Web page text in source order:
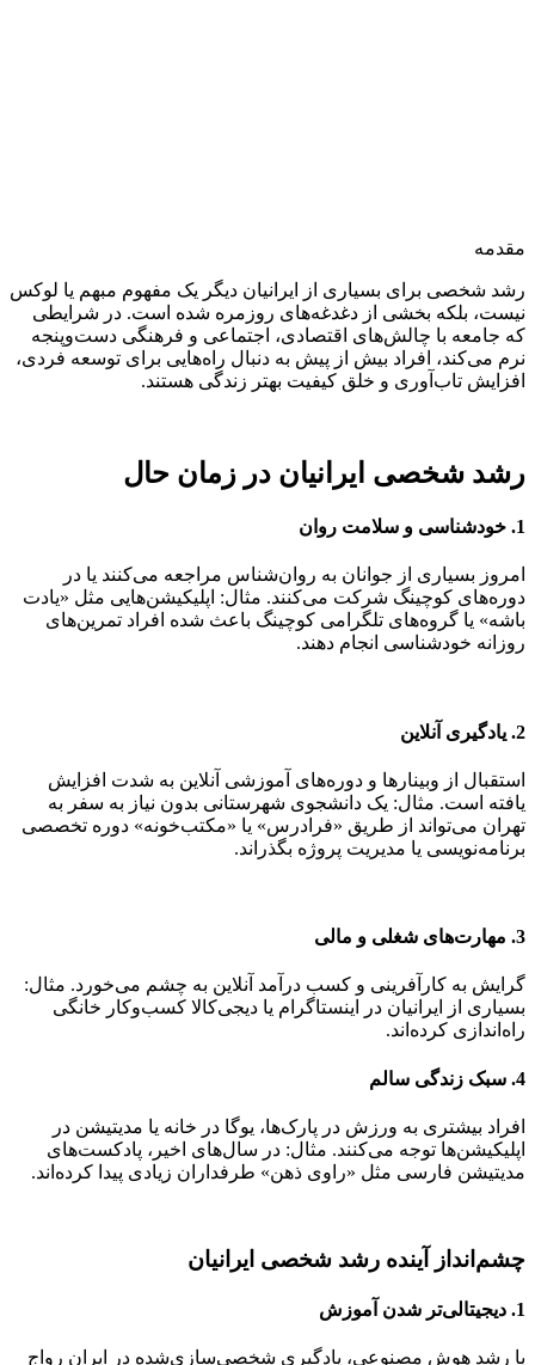
مقدمه
رشد شخصی برای بسیاری از ایرانیان دیگر یک مفهوم مبهم یا لوکس
نیست، بلکه بخشی از دغدغه‌های روزمره شده است. در شرایطی
که جامعه با چالش‌های اقتصادی، اجتماعی و فرهنگی دست‌وپنجه
نرم می‌کند، افراد بیش از پیش به دنبال راه‌هایی برای توسعه فردی،
افزایش تاب‌آوری و خلق کیفیت بهتر زندگی هستند.
رشد شخصی ایرانیان در زمان حال
1. خودشناسی و سلامت روان
امروز بسیاری از جوانان به روان‌شناس مراجعه می‌کنند یا در
دوره‌های کوچینگ شرکت می‌کنند. مثال: اپلیکیشن‌هایی مثل «یادت
باشه» یا گروه‌های تلگرامی کوچینگ باعث شده افراد تمرین‌های
روزانه خودشناسی انجام دهند.
2. یادگیری آنلاین
استقبال از وبینارها و دوره‌های آموزشی آنلاین به شدت افزایش
یافته است. مثال: یک دانشجوی شهرستانی بدون نیاز به سفر به
تهران می‌تواند از طریق «فرادرس» یا «مکتب‌خونه» دوره تخصصی
برنامه‌نویسی یا مدیریت پروژه بگذراند.
3. مهارت‌های شغلی و مالی
گرایش به کارآفرینی و کسب درآمد آنلاین به چشم می‌خورد. مثال:
بسیاری از ایرانیان در اینستاگرام یا دیجی‌کالا کسب‌وکار خانگی
راه‌اندازی کرده‌اند.
4. سبک زندگی سالم
افراد بیشتری به ورزش در پارک‌ها، یوگا در خانه یا مدیتیشن در
اپلیکیشن‌ها توجه می‌کنند. مثال: در سال‌های اخیر، پادکست‌های
مدیتیشن فارسی مثل «راوی ذهن» طرفداران زیادی پیدا کرده‌اند.
چشم‌انداز آینده رشد شخصی ایرانیان
1. دیجیتالی‌تر شدن آموزش
با رشد هوش مصنوعی، یادگیری شخصی‌سازی‌شده در ایران رواج